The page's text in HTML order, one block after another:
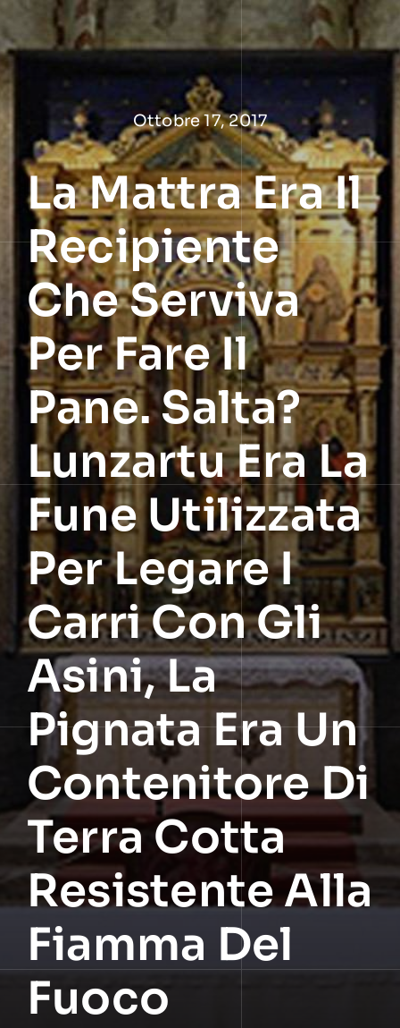
contenuto
Ottobre 17, 2017
La Mattra Era Il
Recipiente
Che Serviva
Per Fare Il
Pane. Salta?
Lunzartu Era La
Fune Utilizzata
Per Legare I
Carri Con Gli
Asini, La
Pignata Era Un
Contenitore Di
Terra Cotta
Resistente Alla
Fiamma Del
Fuoco